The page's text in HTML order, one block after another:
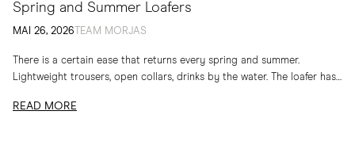
Spring and Summer Loafers
MAI 26, 2026 TEAM MORJAS
There is a certain ease that returns every spring and summer.
Lightweight trousers, open collars, drinks by the water. The loafer has
READ MORE